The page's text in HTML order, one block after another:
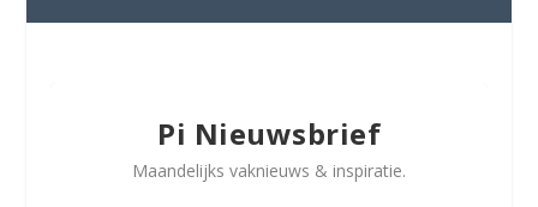
Pi Nieuwsbrief
Maandelijks vaknieuws & inspiratie.